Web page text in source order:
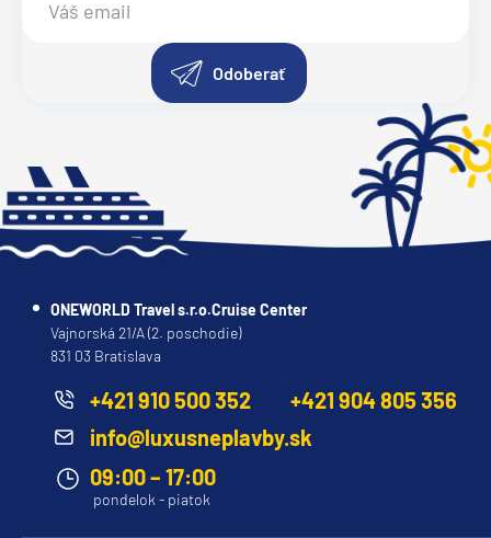
Odoberať
ONEWORLD Travel s.r.o.Cruise Center
Vajnorská 21/A (2. poschodie)
831 03 Bratislava
+421 910 500 352
+421 904 805 356
info@luxusneplavby.sk
09:00 – 17:00
pondelok - piatok